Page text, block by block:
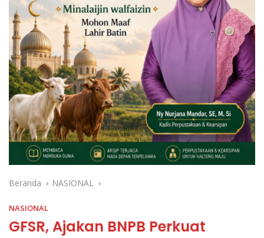
Beranda NASIONAL
NASIONAL
GFSR, Ajakan BNPB Perkuat